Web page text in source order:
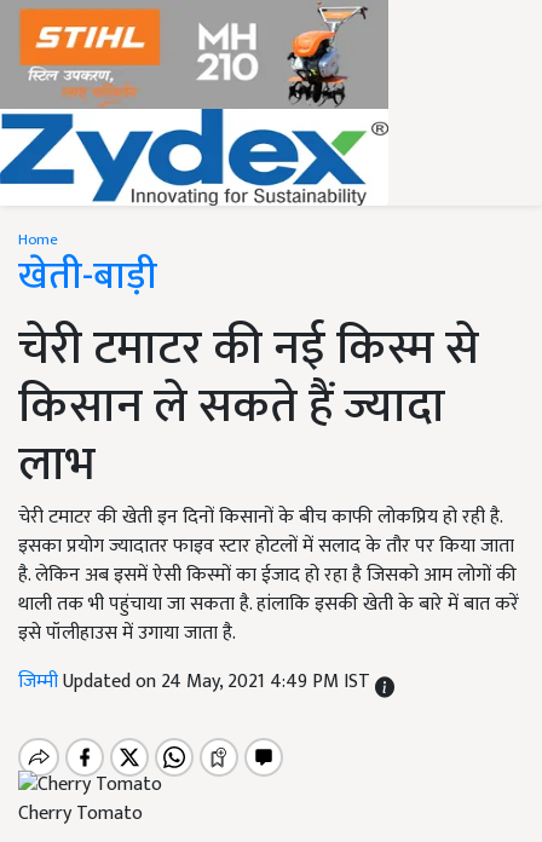
Home
खेती-बाड़ी
चेरी टमाटर की नई किस्म से
किसान ले सकते हैं ज्यादा
लाभ
चेरी टमाटर की खेती इन दिनों किसानों के बीच काफी लोकप्रिय हो रही है.
इसका प्रयोग ज्यादातर फाइव स्टार होटलों में सलाद के तौर पर किया जाता
है. लेकिन अब इसमें ऐसी किस्मों का ईजाद हो रहा है जिसको आम लोगों की
थाली तक भी पहुंचाया जा सकता है. हांलाकि इसकी खेती के बारे में बात करें
इसे पॉलीहाउस में उगाया जाता है.
जिम्मीUpdated on 24 May, 2021 4:49 PM IST
Cherry Tomato